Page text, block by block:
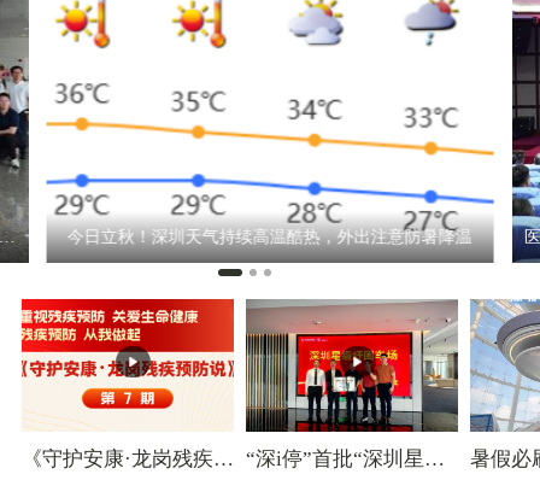
注意防暑降温
《守护安康·龙岗残疾预
“深i停”首批“深圳星级
暑假必